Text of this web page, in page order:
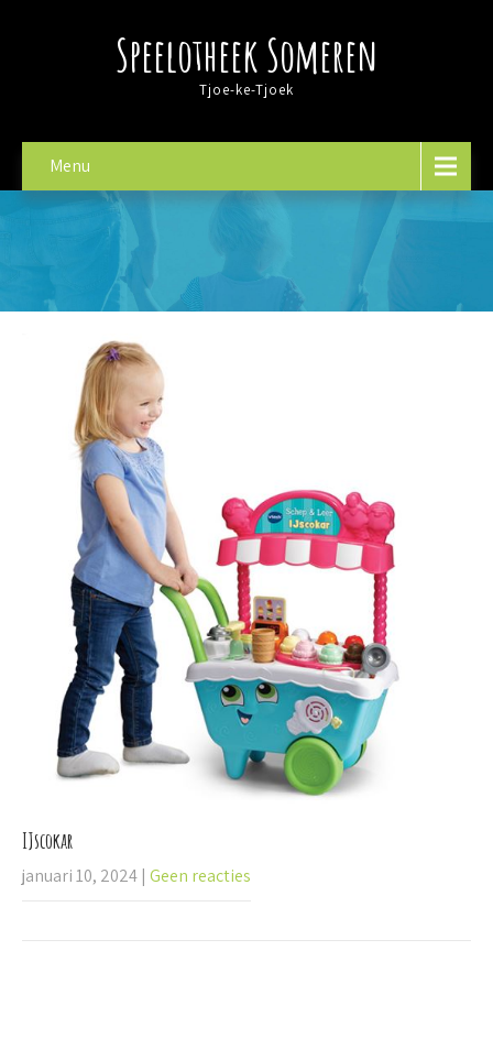
Speelotheek Someren
Tjoe-ke-Tjoek
Menu
IJscokar
januari 10, 2024 | Geen reacties